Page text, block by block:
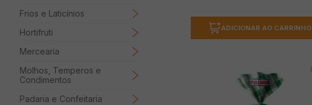
Frios e Laticínios
Hortifruti
Mercearia
Molhos, Temperos e
Condimentos
Padaria e Confeitaria
ADICIONAR AO CARRINHO